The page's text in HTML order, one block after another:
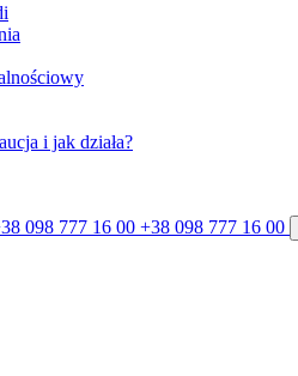
i jak działa?
+38 098 777 16 00